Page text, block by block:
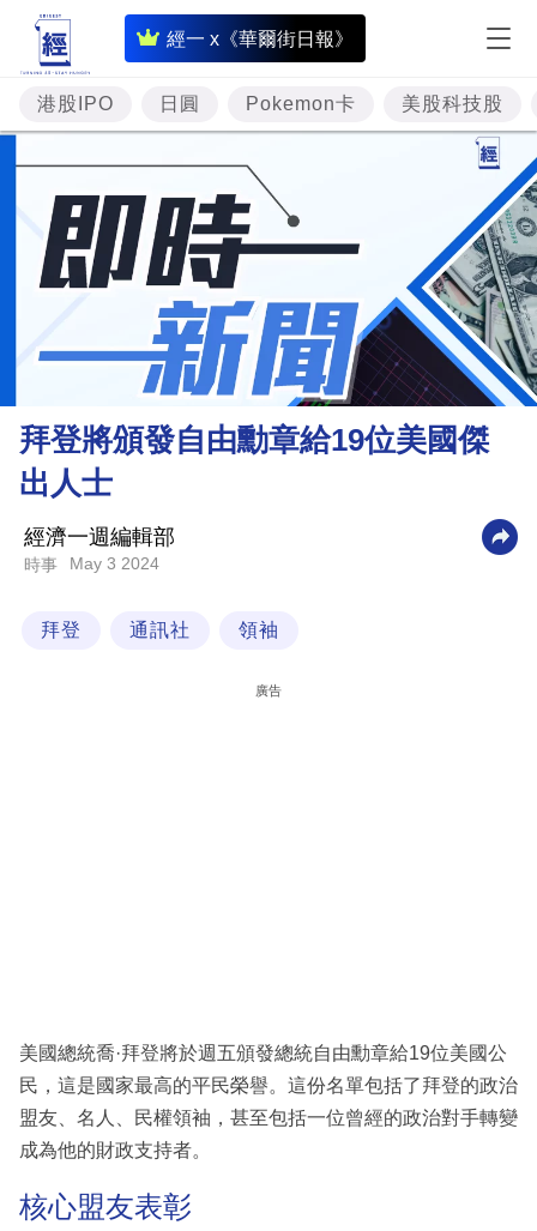
經一 x《華爾街日報》
即
時
財
經
專
題
投
資
樓
市
財
業
科
區
港股IPO 日圓 Pokemon卡 美股科技股
拜登將頒發自由勳章給19位美國傑
出人士
經濟一週編輯部
時事 May 3 2024
拜登 通訊社 領袖
廣告
美國總統喬·拜登將於週五頒發總統自由勳章給19位美國公
民，這是國家最高的平民榮譽。這份名單包括了拜登的政治
盟友、名人、民權領袖，甚至包括一位曾經的政治對手轉變
成為他的財政支持者。
核心盟友表彰